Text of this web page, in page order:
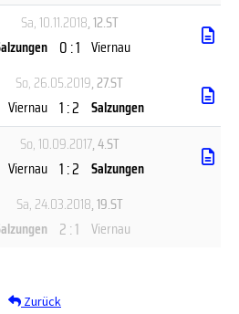
Sa, 10.11.2018, 12.ST
0 : 1 Viernau
So, 26.05.2019, 27.ST
Viernau 1 : 2 Salzungen
So, 10.09.2017, 4.ST
Viernau 1 : 2 Salzungen
Sa, 24.03.2018, 19.ST
2 : 1 Viernau
Zurück